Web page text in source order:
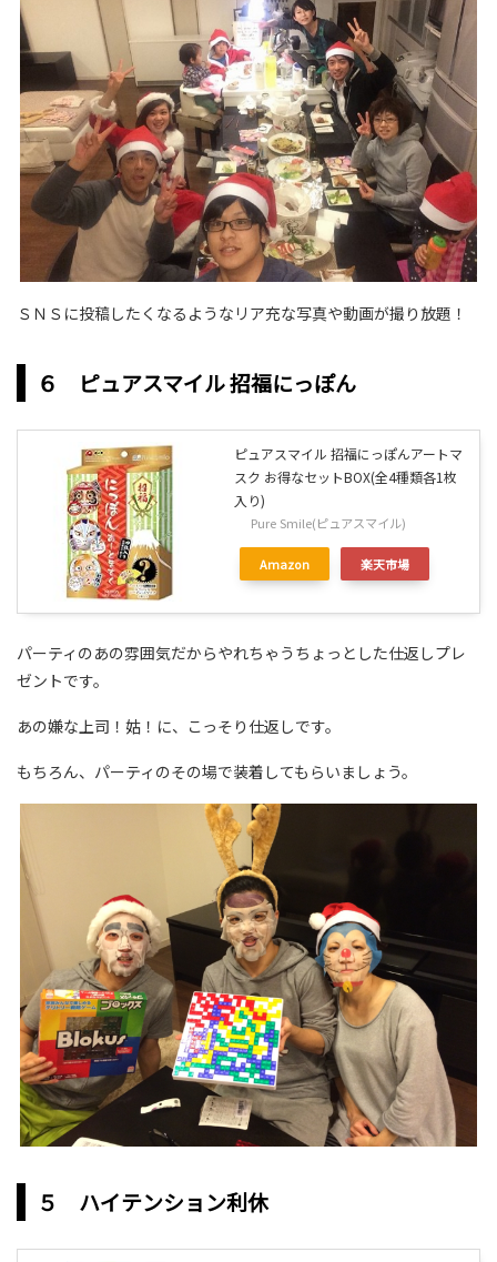
ＳＮＳに投稿したくなるようなリア充な写真や動画が撮り放題！
６ ピュアスマイル 招福にっぽん
ピュアスマイル 招福にっぽんアートマ
スク お得なセットBOX(全4種類各1枚
入り)
Pure Smile(ピュアスマイル)
Amazon 楽天市場
パーティのあの雰囲気だからやれちゃうちょっとした仕返しプレ
ゼントです。
あの嫌な上司！姑！に、こっそり仕返しです。
もちろん、パーティのその場で装着してもらいましょう。
５ ハイテンション利休